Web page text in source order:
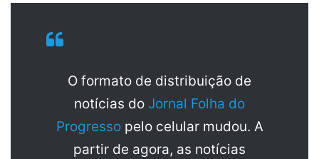
O formato de distribuição de
notícias do Jornal Folha do
Progresso pelo celular mudou. A
partir de agora, as notícias